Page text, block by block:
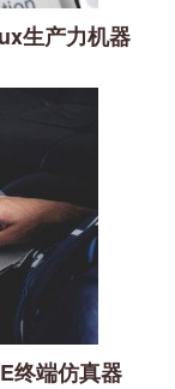
生产力机器
终端仿真器